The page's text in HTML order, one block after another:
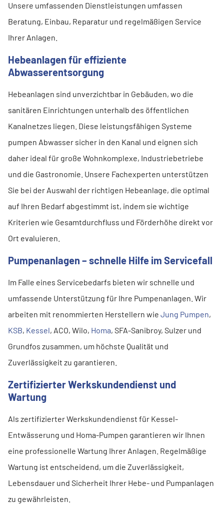
Unsere umfassenden Dienstleistungen umfassen
Beratung, Einbau, Reparatur und regelmäßigen Service
Ihrer Anlagen.
Hebeanlagen für effiziente
Abwasserentsorgung
Hebeanlagen sind unverzichtbar in Gebäuden, wo die
sanitären Einrichtungen unterhalb des öffentlichen
Kanalnetzes liegen. Diese leistungsfähigen Systeme
pumpen Abwasser sicher in den Kanal und eignen sich
daher ideal für große Wohnkomplexe, Industriebetriebe
und die Gastronomie. Unsere Fachexperten unterstützen
Sie bei der Auswahl der richtigen Hebeanlage, die optimal
auf Ihren Bedarf abgestimmt ist, indem sie wichtige
Kriterien wie Gesamtdurchfluss und Förderhöhe direkt vor
Ort evaluieren.
Pumpenanlagen – schnelle Hilfe im Servicefall
Im Falle eines Servicebedarfs bieten wir schnelle und
umfassende Unterstützung für Ihre Pumpenanlagen. Wir
arbeiten mit renommierten Herstellern wie Jung Pumpen,
KSB, Kessel, ACO, Wilo, Homa, SFA-Sanibroy, Sulzer und
Grundfos zusammen, um höchste Qualität und
Zuverlässigkeit zu garantieren.
Zertifizierter Werkskundendienst und
Wartung
Als zertifizierter Werkskundendienst für Kessel-
Entwässerung und Homa-Pumpen garantieren wir Ihnen
eine professionelle Wartung Ihrer Anlagen. Regelmäßige
Wartung ist entscheidend, um die Zuverlässigkeit,
Lebensdauer und Sicherheit Ihrer Hebe- und Pumpanlagen
zu gewährleisten.